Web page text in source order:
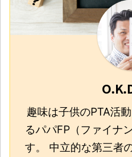
趣味は子供のPTA活
るパパFP（ファイナ
す。 中立的な第三者